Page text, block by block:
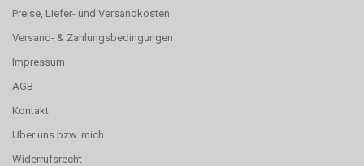
Preise, Liefer- und Versandkosten
Versand- & Zahlungsbedingungen
Impressum
AGB
Kontakt
Über uns bzw. mich
Widerrufsrecht